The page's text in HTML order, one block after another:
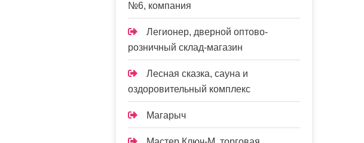
№6, компания
Легионер, дверной оптово-
розничный склад-магазин
Лесная сказка, сауна и
оздоровительный комплекс
Магарыч